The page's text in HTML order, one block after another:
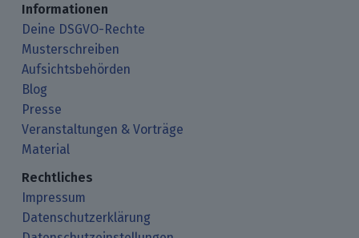
Informationen
Deine DSGVO-Rechte
Musterschreiben
Aufsichtsbehörden
Blog
Presse
Veranstaltungen & Vorträge
Material
Rechtliches
Impressum
Datenschutzerklärung